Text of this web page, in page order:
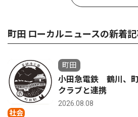
町田 ローカルニュースの新着
社会
町田
小田急電鉄 鶴川、
クラブと連携
2026.08.08